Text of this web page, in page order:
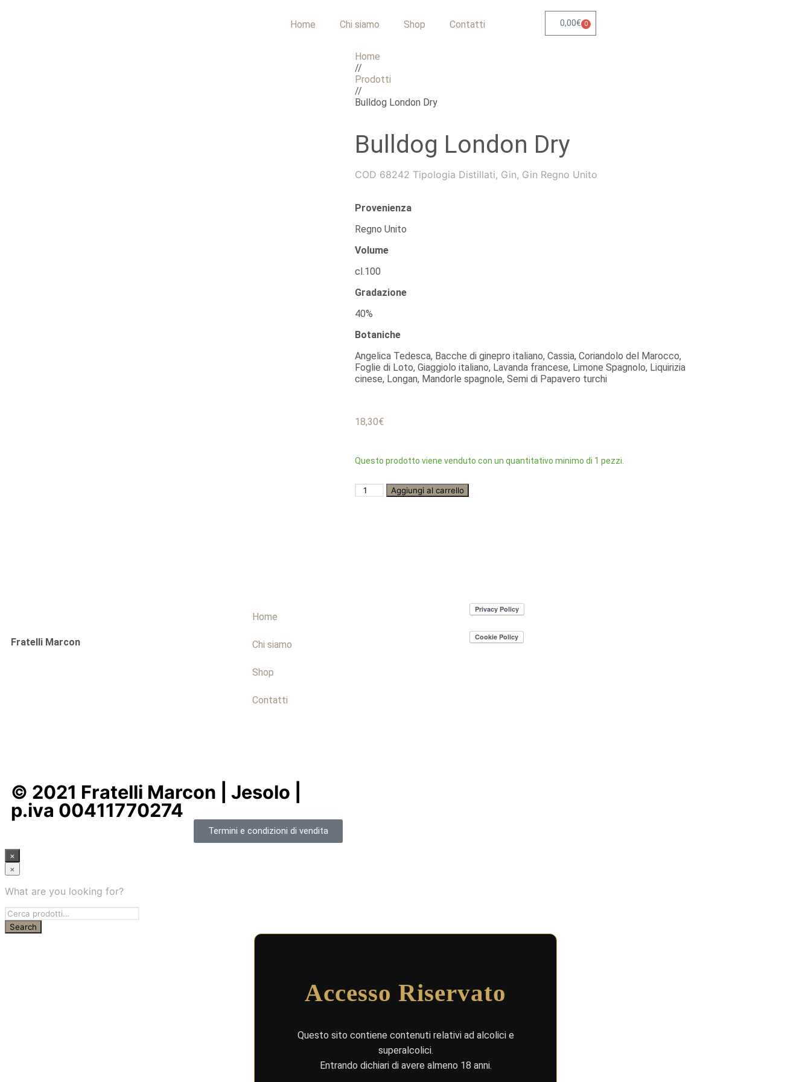
Home Chi siamo Shop Contatti 0,00€ 0
Home
//
Prodotti
//
Bulldog London Dry
Bulldog London Dry
COD 68242 Tipologia Distillati, Gin, Gin Regno Unito
Provenienza
Regno Unito
Volume
cl.100
Gradazione
40%
Botaniche
Angelica Tedesca, Bacche di ginepro italiano, Cassia, Coriandolo del Marocco,
Foglie di Loto, Giaggiolo italiano, Lavanda francese, Limone Spagnolo, Liquirizia
cinese, Longan, Mandorle spagnole, Semi di Papavero turchi
18,30€
Questo prodotto viene venduto con un quantitativo minimo di 1 pezzi.
Aggiungi al carrello
Fratelli Marcon
Home
Chi siamo
Shop
Contatti
© 2021 Fratelli Marcon | Jesolo |
p.iva 00411770274
Termini e condizioni di vendita
×
×
What are you looking for?
Accesso Riservato
Questo sito contiene contenuti relativi ad alcolici e
superalcolici.
Entrando dichiari di avere almeno 18 anni.